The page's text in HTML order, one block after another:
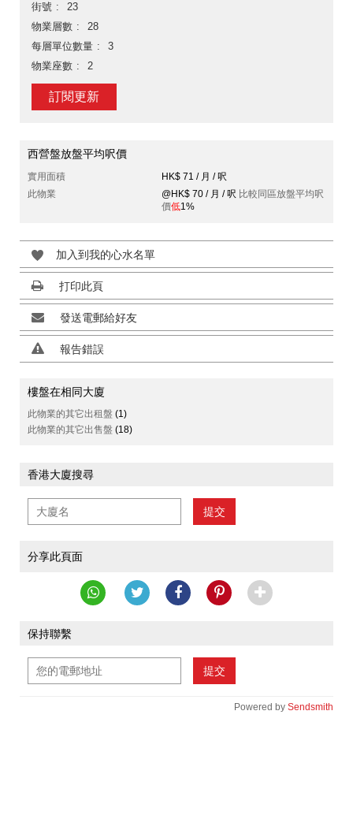
街號
23
物業層數
28
每層單位數量
3
物業座數
2
訂閱更新
西營盤放盤平均呎價
實用面積
HK$ 71 / 月 / 呎
此物業
@HK$ 70 / 月 / 呎 比較同區放盤平均呎
價低1%
加入到我的心水名單
打印此頁
發送電郵給好友
報告錯誤
樓盤在相同大廈
此物業的其它出租盤 (1)
此物業的其它出售盤 (18)
香港大廈搜尋
提交
分享此頁面
保持聯繫
提交
Powered by Sendsmith